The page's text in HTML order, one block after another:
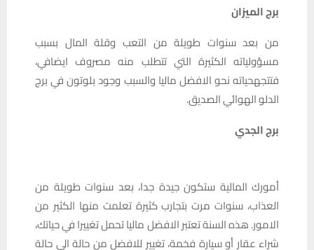
برج الميزان
من بعد سنوات طويلة من التعب وقلة المال بسبب
مسؤولياته الكثيرة التي تتطلب منه مصروف ايضافي،
فتتجهحياته نحو الافضل ماليا والسبب وجود بلوتون في برج
الدلو الهوائي الصديق.
برج الجدي
أمورك المالية ستكون جيدة جدا، بعد سنوات طويلة من
العذاب، سنوات مرت بتجارب كثيرة تعلمت منها الكثير من
الامور. هذه السنة تعتبر الافضل ماليا تحمل تغييرا في حياتك،
شراء عقار أو سيارة فخمة، تغيير للافضل من حالة الى حالة